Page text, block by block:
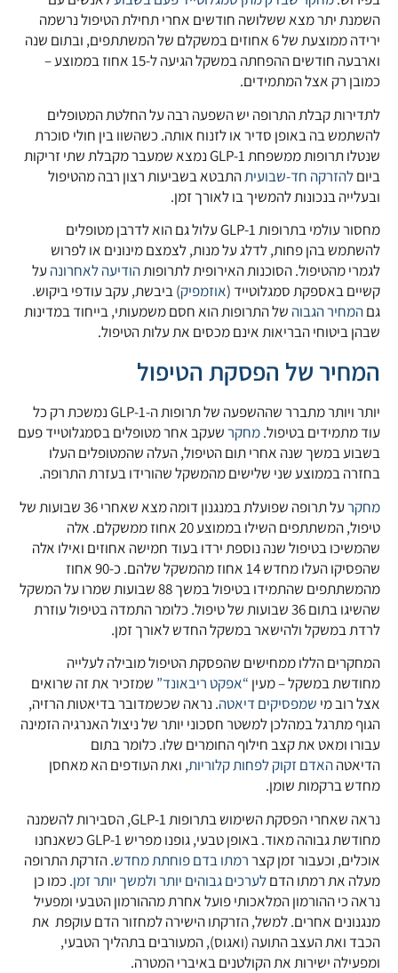
השמנת יתר מצא ששלושה חודשים אחרי תחילת הטיפול נרשמה
ירידה ממוצעת של 6 אחוזים במשקלם של המשתתפים, ובתום שנה
וארבעה חודשים ההפחתה במשקל הגיעה ל-15 אחוז בממוצע –
כמובן רק אצל המתמידים.
לתדירות קבלת התרופה יש השפעה רבה על החלטת המטופלים
להשתמש בה באופן סדיר או לזנוח אותה. כשהשוו בין חולי סוכרת
שנטלו תרופות ממשפחת GLP-1 נמצא שמעבר מקבלת שתי זריקות
ביוםלהזרקה חד-שבועיתהתבטא בשביעות רצון רבה מהטיפול
ובעלייה בנכונות להמשיך בו לאורך זמן.
מחסור עולמי בתרופות GLP-1 עלול גם הוא לדרבן מטופלים
להשתמש בהן פחות, לדלג על מנות, לצמצם מינונים או לפרוש
לגמרי מהטיפול. הסוכנות האירופית לתרופותהודיעה לאחרונהעל
קשיים באספקת סמגלוטייד (אוזמפיק) ביבשת, עקב עודפי ביקוש.
גםהמחיר הגבוה של התרופות הוא חסם משמעותי, בייחוד במדינות
שבהן ביטוחי הבריאות אינם מכסים את עלות הטיפול.
המחיר של הפסקת הטיפול
יותר ויותר מתברר שההשפעה של תרופות ה-GLP-1 נמשכת רק כל
עוד מתמידים בטיפול.מחקרשעקב אחר מטופלים בסמגלוטייד פעם
בשבוע במשך שנה אחרי תום הטיפול, העלה שהמטופלים העלו
בחזרה בממוצע שני שלישים מהמשקל שהורידו בעזרת התרופה.
מחקר
על תרופה שפועלת במנגנון דומה מצא שאחרי 36 שבועות של
טיפול, המשתתפים השילו בממוצע 20 אחוז ממשקלם. אלה
שהמשיכו בטיפול שנה נוספת ירדו בעוד חמישה אחוזים ואילו אלה
שהפסיקו העלו מחדש 14 אחוז מהמשקל שלהם. כ-90 אחוז
מהמשתתפים שהתמידו בטיפול במשך 88 שבועות שמרו על המשקל
שהשיגו בתום 36 שבועות של טיפול. כלומר התמדה בטיפול עוזרת
לרדת במשקל ולהישאר במשקל החדש לאורך זמן.
המחקרים הללו ממחישים שהפסקת הטיפול מובילה לעלייה
מחודשת במשקל – מעין “אפקט ריבאונד” שמזכיר את זה שרואים
אצל רוב מי שמפסיקים דיאטה. נראה שכשמדובר בדיאטות הרזיה,
הגוף מתרגל במהלכן למשטר חסכוני יותר של ניצול האנרגיה הזמינה
עבורו ומאט את קצב חילוף החומרים שלו. כלומר בתום
הדיאטההאדם זקוק לפחות קלוריות, ואת העודפים הא מאחסן
מחדש ברקמות שומן.
נראה שאחרי הפסקת השימוש בתרופות GLP-1, הסבירות להשמנה
מחודשת גבוהה מאוד. באופן טבעי, גופנו מפריש GLP-1 כשאנחנו
אוכלים, וכעבור זמן קצררמתו בדם פוחתת מחדש. הזרקת התרופה
מעלה את רמתו הדםלערכים גבוהים יותר ולמשך יותר זמן. כמו כן
נראה כי ההורמון המלאכותי פועל אחרת מההורמון הטבעי ומפעיל
מנגנונים אחרים. למשל, הזרקתו הישירה למחזור הדם עוקפת את
הכבד ואת העצב התועה (ואגוס), המעורבים בתהליך הטבעי,
ומפעילה ישירות את הקולטנים באיברי המטרה.